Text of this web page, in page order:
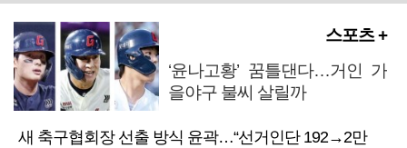
스포츠 +
‘윤나고황’ 꿈틀댄다…거인 가
을야구 불씨 살릴까
새 축구협회장 선출 방식 윤곽…“선거인단 192→2만